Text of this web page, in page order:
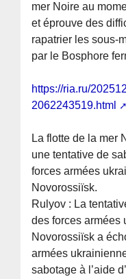
mer Noire au
et éprouve des
rapatrier les sous-
par le Bosphore
https://ria.ru/
2062243519.html
La flotte de la mer
une tentative de
forces armées
Novorossiïsk.
Rulyov : La
des forces armées
Novorossiïsk a
armées
sabotage à l’aide